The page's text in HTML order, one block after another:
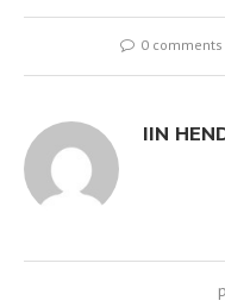
0 comments
IIN